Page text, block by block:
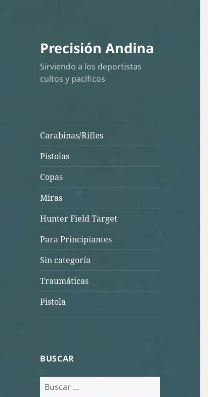
Precisión Andina
Sirviendo a los deportistas
cultos y pacíficos
Carabinas/Rifles
Pistolas
Copas
Miras
Hunter Field Target
Para Principiantes
Sin categoría
Traumáticas
Pistola
BUSCAR
Buscar: